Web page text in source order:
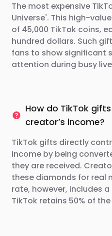
The most expensive
Universe'. This high-
of 45,000 TikTok coins,
hundred dollars. Such
fans to show significant
attention during busy
How do TikTok
creator’s income?
TikTok gifts directly
income by being
they are received.
these diamonds for real
rate, however, includes
TikTok retains 50% of